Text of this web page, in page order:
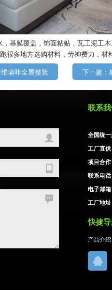
基膜覆盖，饰面粘贴，瓦工泥工
很多地方选购材料，劳神费力，材
墙咔全屋整装 下一篇：
联系
全国统
工厂直
项目合
联系电
电子邮
工厂地
快捷
产品介绍